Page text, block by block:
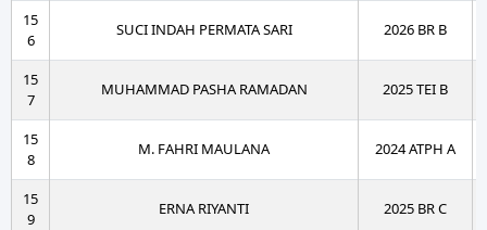
15
6
SUCI INDAH PERMATA SARI 2026 BR B
15
7
MUHAMMAD PASHA RAMADAN 2025 TEI B
15
8
M. FAHRI MAULANA 2024 ATPH A
15
9
ERNA RIYANTI 2025 BR C